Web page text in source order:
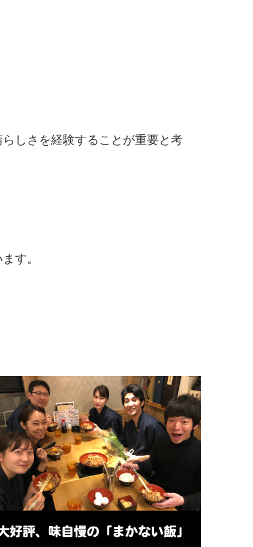
しさを経験することが重要と考
す。